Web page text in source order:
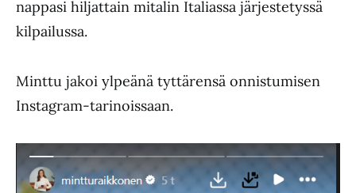
nappasi hiljattain mitalin Italiassa järjestetyssä
kilpailussa.
Minttu jakoi ylpeänä tyttärensä onnistumisen
Instagram-tarinoissaan.